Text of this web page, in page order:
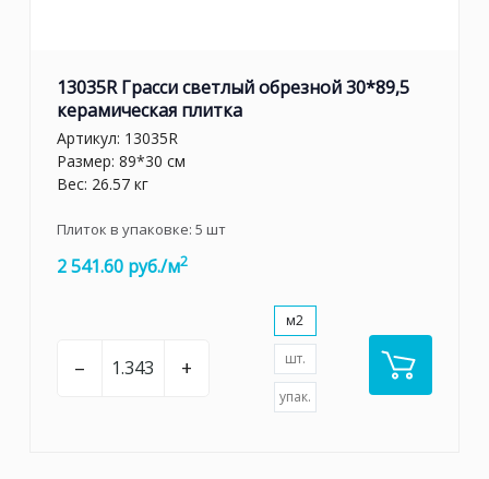
13035R Грасси светлый обрезной 30*89,5
керамическая плитка
Артикул: 13035R
Размер: 89*30 см
Вес: 26.57 кг
Плиток в упаковке: 5 шт
2 541.60 руб./м2
– +
м2
шт.
упак.